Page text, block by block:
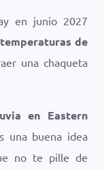
en junio 2027
temperaturas de
una chaqueta
en Eastern
una buena idea
no te pille de